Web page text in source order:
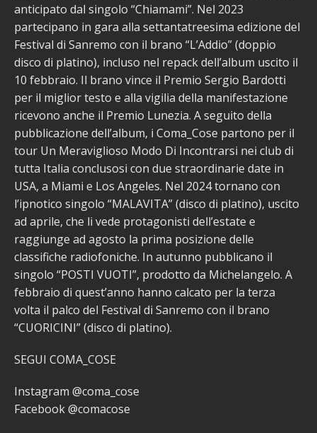
anticipato dal singolo “Chiamami”. Nel 2023
partecipano in gara alla settantatreesima edizione del
Festival di Sanremo con il brano “L’Addio” (doppio
disco di platino), incluso nel repack dell’album uscito il
10 febbraio. Il brano vince il Premio Sergio Bardotti
per il miglior testo e alla vigilia della manifestazione
ricevono anche il Premio Lunezia. A seguito della
pubblicazione dell’album, i Coma_Cose partono per il
tour Un Meraviglioso Modo Di Incontrarsi nei club di
tutta Italia conclusosi con due straordinarie date in
USA, a Miami e Los Angeles. Nel 2024 tornano con
l’ipnotico singolo “MALAVITA” (disco di platino), uscito
ad aprile, che li vede protagonisti dell’estate e
raggiunge ad agosto la prima posizione delle
classifiche radiofoniche. In autunno pubblicano il
singolo “POSTI VUOTI”, prodotto da Michelangelo. A
febbraio di quest’anno hanno calcato per la terza
volta il palco del Festival di Sanremo con il brano
“CUORICINI” (disco di platino).
SEGUI COMA_COSE
Instagram @coma_cose
Facebook @comacose